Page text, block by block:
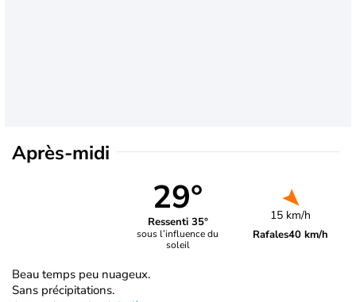
Après-midi
29°
Ressenti 35°
sous l’influence du
soleil
15 km/h
Rafales40 km/h
Beau temps peu nuageux.
Sans précipitations.